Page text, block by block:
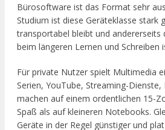
Bürosoftware ist das Format sehr
Studium ist diese Geräteklasse stark
transportabel bleibt und andererseits
beim längeren Lernen und Schreiben
Für private Nutzer spielt Multimedia
Serien, YouTube, Streaming-
machen auf einem ordentlichen 15-
Spaß als auf kleineren Notebooks.
Geräte in der Regel günstiger und